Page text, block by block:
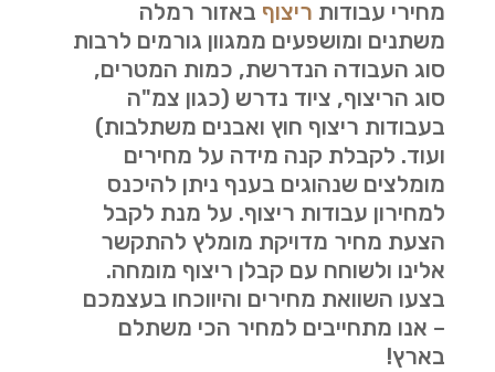
מחירי עבודות ריצוף באזור רמלה
משתנים ומושפעים ממגוון גורמים לרבות
סוג העבודה הנדרשת, כמות המטרים,
סוג הריצוף, ציוד נדרש (כגון צמ"ה
בעבודות ריצוף חוץ ואבנים משתלבות)
ועוד. לקבלת קנה מידה על מחירים
מומלצים שנהוגים בענף ניתן להיכנס
למחירון עבודות ריצוף. על מנת לקבל
הצעת מחיר מדויקת מומלץ להתקשר
אלינו ולשוחח עם קבלן ריצוף מומחה.
בצעו השוואת מחירים והיווכחו בעצמכם
– אנו מתחייבים למחיר הכי משתלם
בארץ!